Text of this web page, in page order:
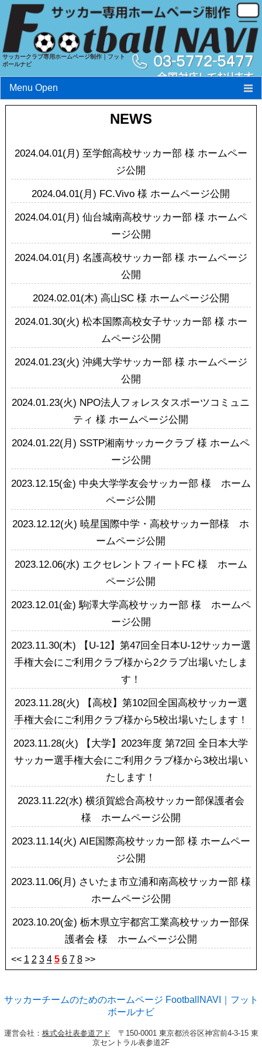
サッカークラブ専用ホームページ制作｜フット
ボールナビ
Menu Open
お申込み・お問い合わせ
NEWS
2024.04.01(月) 至学館高校サッカー部 様 ホームペー
ジ公開
2024.04.01(月) FC.Vivo 様 ホームページ公開
2024.04.01(月) 仙台城南高校サッカー部 様 ホームペ
ージ公開
2024.04.01(月) 名護高校サッカー部 様 ホームページ
公開
2024.02.01(木) 高山SC 様 ホームページ公開
2024.01.30(火) 松本国際高校女子サッカー部 様 ホー
ムページ公開
2024.01.23(火) 沖縄大学サッカー部 様 ホームページ
公開
2024.01.23(火) NPO法人フォレスタスポーツコミュニ
ティ 様 ホームページ公開
2024.01.22(月) SSTP湘南サッカークラブ 様 ホームペ
ージ公開
2023.12.15(金) 中央大学学友会サッカー部 様 ホーム
ページ公開
2023.12.12(火) 暁星国際中学・高校サッカー部様 ホ
ームページ公開
2023.12.06(水) エクセレントフィートFC 様 ホーム
ページ公開
2023.12.01(金) 駒澤大学高校サッカー部 様 ホームペ
ージ公開
2023.11.30(木)
【U-12】第47回全日本U-12サッカー選
手権大会にご利用クラブ様から2クラブ出場いたしま
す！
2023.11.28(火)
【高校】第102回全国高校サッカー選
手権大会にご利用クラブ様から5校出場いたします！
2023.11.28(火)
【大学】2023年度 第72回 全日本大学
サッカー選手権大会にご利用クラブ様から3校出場い
たします！
2023.11.22(水) 横須賀総合高校サッカー部保護者会
様 ホームページ公開
2023.11.14(火) AIE国際高校サッカー部 様 ホームペー
ジ公開
2023.11.06(月) さいたま市立浦和南高校サッカー部 様
ホームページ公開
2023.10.20(金)栃木県立宇都宮工業高校サッカー部保
護者会 様 ホームページ公開
<< 1 2 3 4 5 6 7 8>>
サッカーチームのためのホームページ FootballNAVI｜フット
ボールナビ
運営会社： 株式会社表参道アド 〒150-0001 東京都渋谷区神宮前4-3-15 東
京セントラル表参道2F